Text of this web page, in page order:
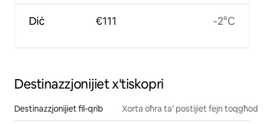
Diċ €111 -2°C
Destinazzjonijiet x'tiskopri
Destinazzjonijiet fil-qrib Xorta oħra ta' postijiet fejn toqgħod